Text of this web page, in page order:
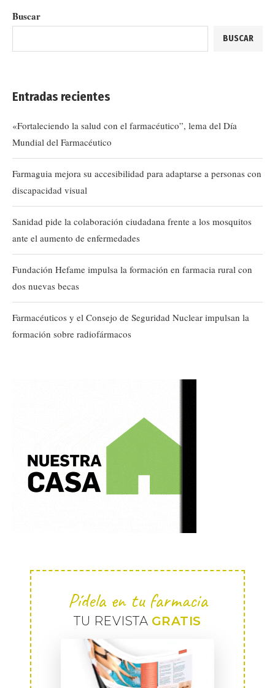
Buscar
BUSCAR
Entradas recientes
«Fortaleciendo la salud con el farmacéutico”, lema del Día
Mundial del Farmacéutico
Farmaguia mejora su accesibilidad para adaptarse a personas con
discapacidad visual
Sanidad pide la colaboración ciudadana frente a los mosquitos
ante el aumento de enfermedades
Fundación Hefame impulsa la formación en farmacia rural con
dos nuevas becas
Farmacéuticos y el Consejo de Seguridad Nuclear impulsan la
formación sobre radiofármacos
Pídela en tu farmacia
TU REVISTA GRATIS